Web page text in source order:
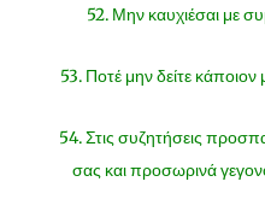
52. Μην καυχιέσαι με
53. Ποτέ μην δείτε
54. Στις συζητήσεις
σας και προσωρινά